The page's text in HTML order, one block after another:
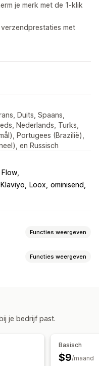
je merk met de 1-klik
met
Duits, Spaans,
Nederlands, Turks,
Portugees (Brazilië),
en Russisch
Klaviyo Loox ominisend
Functies weergeven
vervoerders API
Functies weergeven
Tracking in realtime
je bedrijf past.
Basisch
$9/maand